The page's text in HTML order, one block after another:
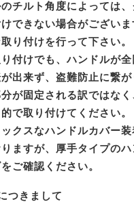
のチルト角度によっては
できない場合がござい
り付けを行って下さい。
り付けでも、ハンドルが
出来ず、盗難防止に繋が
分が固定される訳ではな
で取り付けてください。
ックスなハンドルカバー
ますが、厚手タイプの
ご確認ください。
つきまして